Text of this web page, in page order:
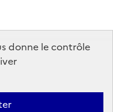
donne le contrôle
licence etalab-2.0